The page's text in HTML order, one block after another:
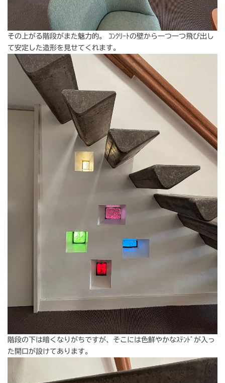
その上がる階段がまた魅力的。 ｺﾝｸﾘｰﾄの壁から一つ一つ飛び出し
て安定した造形を見せてくれます。
階段の下は暗くなりがちですが、そこには色鮮やかなｽﾃﾝﾄﾞが入っ
た開口が設けてあります。